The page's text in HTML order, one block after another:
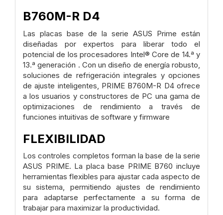
B760M-R D4
Las placas base de la serie ASUS Prime están
diseñadas por expertos para liberar todo el
potencial de los procesadores Intel® Core de 14.ª y
13.ª generación . Con un diseño de energía robusto,
soluciones de refrigeración integrales y opciones
de ajuste inteligentes, PRIME B760M-R D4 ofrece
a los usuarios y constructores de PC una gama de
optimizaciones de rendimiento a través de
funciones intuitivas de software y firmware
FLEXIBILIDAD
Los controles completos forman la base de la serie
ASUS PRIME. La placa base PRIME B760 incluye
herramientas flexibles para ajustar cada aspecto de
su sistema, permitiendo ajustes de rendimiento
para adaptarse perfectamente a su forma de
trabajar para maximizar la productividad.